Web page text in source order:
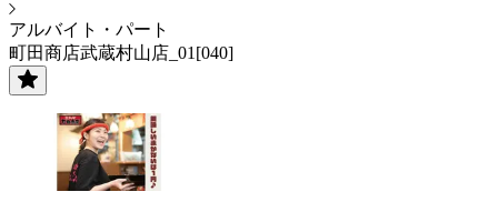
アルバイト・パート
町田商店武蔵村山店_01[040]